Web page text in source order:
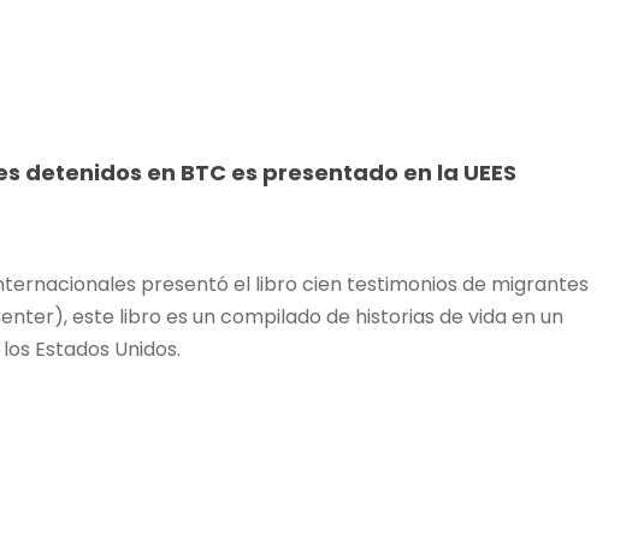
en BTC es presentado en la UEES
presentó el libro cien testimonios de migrantes
este libro es un compilado de historias de vida en un
Estados Unidos.